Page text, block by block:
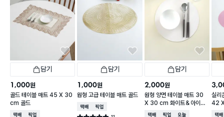
담기
1,000원
골드 테이블 매트 45 X 30
cm 골드
택배배송매장픽업
담기
1,000원
원형 고급 테이블 매트 골드
택배배송매장픽업
담기
2,000원
원형 양면 테이블 매트 30
X 30 cm 화이트＆아이보
리
택배배송매장픽업오늘배송
실리
42
택배